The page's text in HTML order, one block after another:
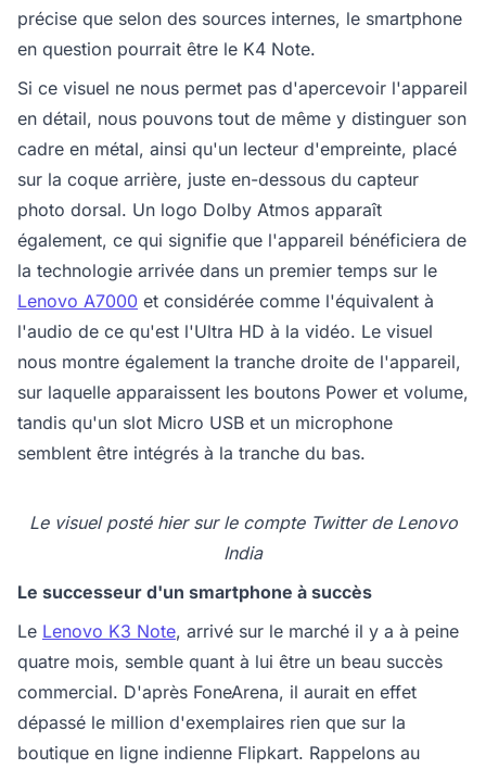
précise que selon des sources internes, le smartphone
en question pourrait être le K4 Note.
Si ce visuel ne nous permet pas d'apercevoir l'appareil
en détail, nous pouvons tout de même y distinguer son
cadre en métal, ainsi qu'un lecteur d'empreinte, placé
sur la coque arrière, juste en-dessous du capteur
photo dorsal. Un logo Dolby Atmos apparaît
également, ce qui signifie que l'appareil bénéficiera de
la technologie arrivée dans un premier temps sur le
Lenovo A7000 et considérée comme l'équivalent à
l'audio de ce qu'est l'Ultra HD à la vidéo. Le visuel
nous montre également la tranche droite de l'appareil,
sur laquelle apparaissent les boutons Power et volume,
tandis qu'un slot Micro USB et un microphone
semblent être intégrés à la tranche du bas.
Le visuel posté hier sur le compte Twitter de Lenovo
India
Le successeur d'un smartphone à succès
Le Lenovo K3 Note, arrivé sur le marché il y a à peine
quatre mois, semble quant à lui être un beau succès
commercial. D'après FoneArena, il aurait en effet
dépassé le million d'exemplaires rien que sur la
boutique en ligne indienne Flipkart. Rappelons au